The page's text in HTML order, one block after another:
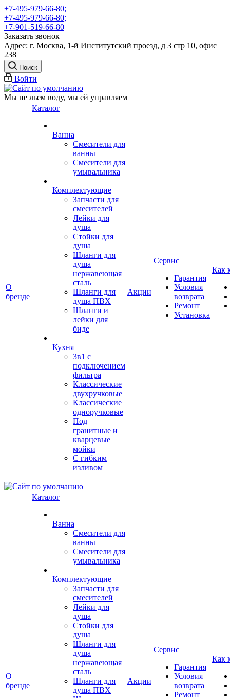
+7-495-979-66-80;
+7-495-979-66-80;
+7-901-519-66-80
Заказать звонок
Адрес: г. Москва, 1-й Институтский проезд, д 3 стр 10, офис
238
Поиск
Войти
Мы не льем воду, мы ей управляем
О
бренде
Каталог
Ванна
Смесители для
ванны
Смесители для
умывальника
Комплектующие
Запчасти для
смесителей
Лейки для
душа
Стойки для
душа
Шланги для
душа
нержавеющая
сталь
Шланги для
душа ПВХ
Шланги и
лейки для
биде
Кухня
3в1 с
подключением
фильтра
Классические
двухручковые
Классические
одноручковые
Под
гранитные и
кварцевые
мойки
С гибким
изливом
Акции
Сервис
Гарантия
Условия
возврата
Ремонт
Установка
Как
О
бренде
Каталог
Ванна
Смесители для
ванны
Смесители для
умывальника
Комплектующие
Запчасти для
смесителей
Лейки для
душа
Стойки для
душа
Шланги для
душа
нержавеющая
сталь
Шланги для
душа ПВХ
Акции
Сервис
Гарантия
Условия
возврата
Ремонт
Как